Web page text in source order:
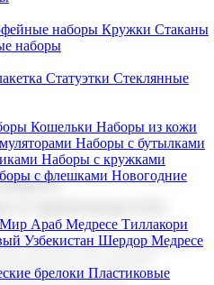
наборы Кружки Стаканы
наборы
Статуэтки Стеклянные
Кошельки Наборы из кожи
Наборы с бутылками
Наборы с кружками
с флешками Новогодние
Араб Медресе Тиллакори
Узбекистан Шердор Медресе
брелоки Пластиковые
и производство
корпоративных подарков и
каталоге вы найдете
и клиентов.